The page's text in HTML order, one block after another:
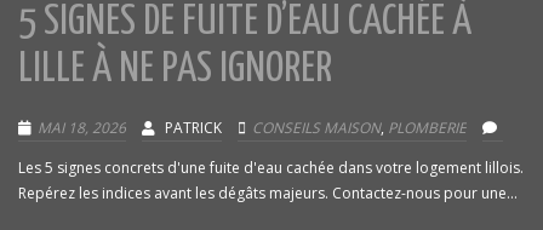
5 SIGNES DE FUITE D’EAU CACHÉE À
LILLE À NE PAS IGNORER
MAI 18, 2026 PATRICK CONSEILS MAISON, PLOMBERIE
Les 5 signes concrets d'une fuite d'eau cachée dans votre logement lillois.
Repérez les indices avant les dégâts majeurs. Contactez-nous pour une...